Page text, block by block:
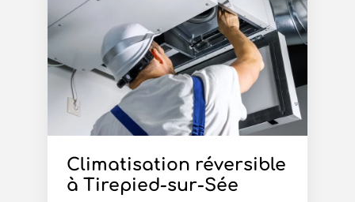
Climatisation réversible
à Tirepied-sur-Sée